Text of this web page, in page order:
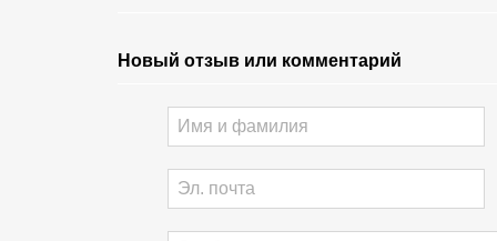
Новый отзыв или комментарий